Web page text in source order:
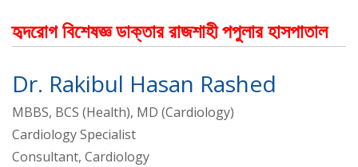
হৃদরোগবিশেষজ্ঞ ডাক্তার রাজশাহী পপুলার হাসপাতাল
Dr. Rakibul Hasan Rashed
MBBS, BCS (Health), MD (Cardiology)
Cardiology Specialist
Consultant, Cardiology